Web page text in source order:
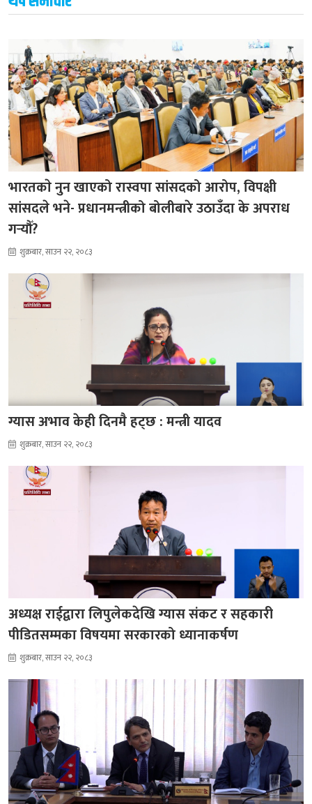
भारतकाे नुन खाएको रास्वपा सांसदको आरोप, विपक्षी
सांसदले भने- प्रधानमन्त्रीको बोलीबारे उठाउँदा के अपराध
गर्‍यौँ?
शुक्रबार, साउन २२, २०८३
ग्यास अभाव केही दिनमै हट्छ : मन्त्री यादव
शुक्रबार, साउन २२, २०८३
अध्यक्ष राईद्वारा लिपुलेकदेखि ग्यास संकट र सहकारी
पीडितसम्मका विषयमा सरकारको ध्यानाकर्षण
शुक्रबार, साउन २२, २०८३